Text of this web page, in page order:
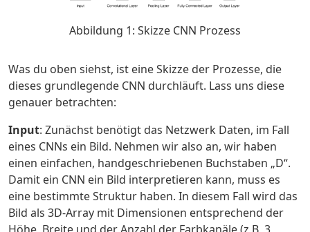
Abbildung 1: Skizze CNN Prozess
Was du oben siehst, ist eine Skizze der Prozesse, die
dieses grundlegende CNN durchläuft. Lass uns diese
genauer betrachten:
Input: Zunächst benötigt das Netzwerk Daten, im Fall
eines CNNs ein Bild. Nehmen wir also an, wir haben
einen einfachen, handgeschriebenen Buchstaben „D“.
Damit ein CNN ein Bild interpretieren kann, muss es
eine bestimmte Struktur haben. In diesem Fall wird das
Bild als 3D-Array mit Dimensionen entsprechend der